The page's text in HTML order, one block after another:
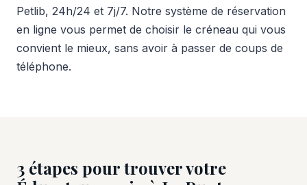
Petlib, 24h/24 et 7j/7. Notre système de réservation
en ligne vous permet de choisir le créneau qui vous
convient le mieux, sans avoir à passer de coups de
téléphone.
3 étapes pour trouver votre